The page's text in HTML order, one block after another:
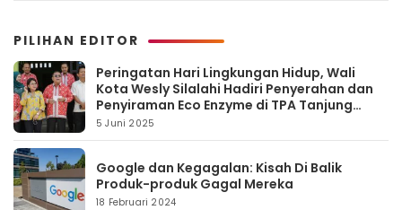
PILIHAN EDITOR
Peringatan Hari Lingkungan Hidup, Wali
Kota Wesly Silalahi Hadiri Penyerahan dan
Penyiraman Eco Enzyme di TPA Tanjung
Pinggir
5 Juni 2025
Google dan Kegagalan: Kisah Di Balik
Produk-produk Gagal Mereka
18 Februari 2024